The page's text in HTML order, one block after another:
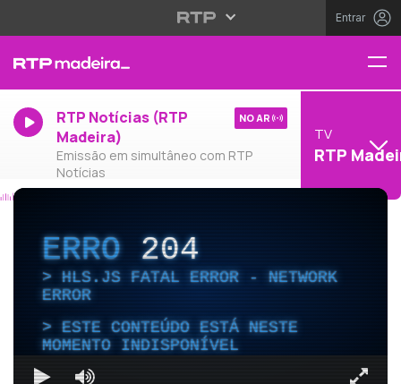
Entrar
RTP Notícias (RTP
Madeira)
Emissão em simultâneo com RTP
Notícias
NO AR
TV
RTP
ERRO204
HLS.JS FATAL ERROR - NETWORK
ERROR
ESTE CONTEÚDO ESTÁ NESTE
MOMENTO INDISPONÍVEL